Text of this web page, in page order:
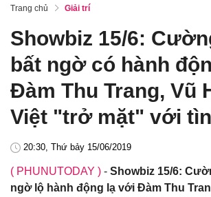
Trang chủ Giải trí
Showbiz 15/6:
bất ngờ có hành
Đàm Thu Trang, Vũ
Việt "trở mặt" với
20:30, Thứ bảy 15/06/2019
( PHUNUTODAY ) - Showbiz 15/6:
ngờ lộ hành động lạ với Đàm Thu